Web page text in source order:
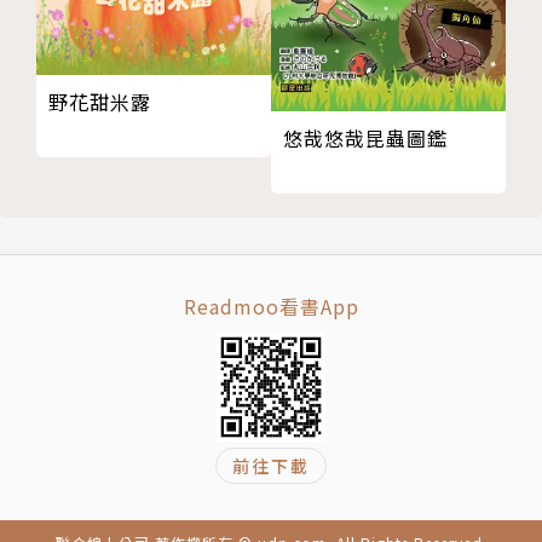
格倫大獎。
2.故事的結局有許多詮釋空間，作者刻意不說明前後發
生了什麼事，將故事的重點放在主角如何面對自己的情
緒。留白的情節讓大小讀者都能置入自己的經驗，與主
落、委屈的時刻，都在細膩的圖文中，昇華成生命中值
放學後，法蘭克自己走，其他人往另一邊走，看起來他
總是經歷這種情況。直到有一天，法蘭克採取了不同的
野花甜米露
悠哉悠哉昆蟲圖鑑
Readmoo看書App
前往下載